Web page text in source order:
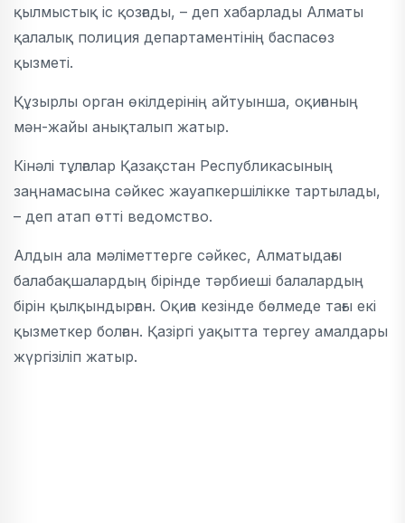
қылмыстық іс қозғады, – деп хабарлады Алматы
қалалық полиция департаментінің баспасөз
қызметі.
Құзырлы орган өкілдерінің айтуынша, оқиғаның
мән-жайы анықталып жатыр.
Кінәлі тұлғалар Қазақстан Республикасының
заңнамасына сәйкес жауапкершілікке тартылады,
– деп атап өтті ведомство.
Алдын ала мәліметтерге сәйкес, Алматыдағы
балабақшалардың бірінде тәрбиеші балалардың
бірін қылқындырған. Оқиға кезінде бөлмеде тағы екі
қызметкер болған. Қазіргі уақытта тергеу амалдары
жүргізіліп жатыр.